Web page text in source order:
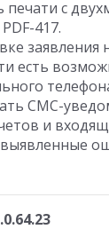
печати с
417.
заявления
есть
СМС-
и